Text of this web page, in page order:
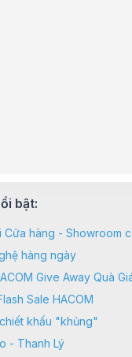
bật:
Cửa hàng - Showroom
hàng ngày
Give Away Quà
Sale HACOM
khấu "khủng"
- Thanh Lý